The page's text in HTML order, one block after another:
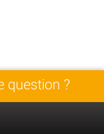
question ?